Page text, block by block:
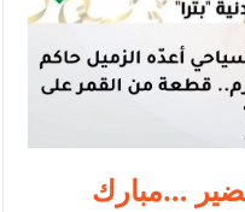
هاتفيا من العاهل البحريني
مبارك ومزيدا من التوفيق
…مبارك